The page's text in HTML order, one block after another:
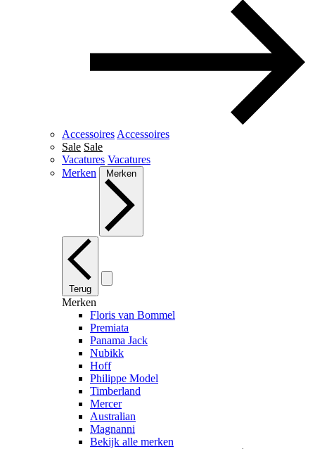
Accessoires Accessoires
Sale Sale
Vacatures Vacatures
Merken
Merken
Terug
Merken
Floris van Bommel
Premiata
Panama Jack
Nubikk
Hoff
Philippe Model
Timberland
Mercer
Australian
Magnanni
Bekijk alle merken